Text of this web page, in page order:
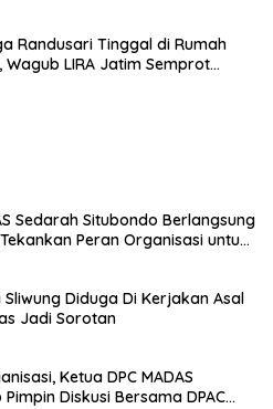
Randusari Tinggal di Rumah
Wagub LIRA Jatim Semprot
Sedarah Situbondo Berlangsung
Peran Organisasi untuk
Sliwung Diduga Di Kerjakan Asal
Jadi Sorotan
Ketua DPC MADAS
Diskusi Bersama DPAC